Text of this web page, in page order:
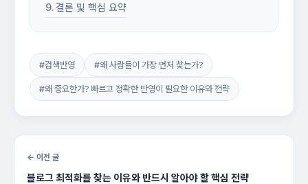
결론 및 핵심 요약
#검색반영 #왜 사람들이 가장 먼저 찾는가?
#왜 중요한가? 빠르고 정확한 반영이 필요한 이유와 전략
← 이전 글
블로그 최적화를 찾는 이유와 반드시 알아야 할 핵심 전략